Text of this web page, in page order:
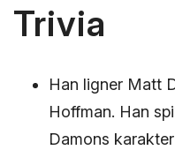
Trivia
Han ligner Matt
Hoffman. Han
Damons